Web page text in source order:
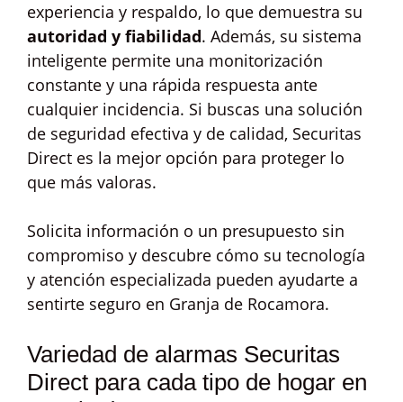
experiencia y respaldo, lo que demuestra su
autoridad y fiabilidad. Además, su sistema
inteligente permite una monitorización
constante y una rápida respuesta ante
cualquier incidencia. Si buscas una solución
de seguridad efectiva y de calidad, Securitas
Direct es la mejor opción para proteger lo
que más valoras.
Solicita información o un presupuesto sin
compromiso y descubre cómo su tecnología
y atención especializada pueden ayudarte a
sentirte seguro en Granja de Rocamora.
Variedad de alarmas Securitas
Direct para cada tipo de hogar en